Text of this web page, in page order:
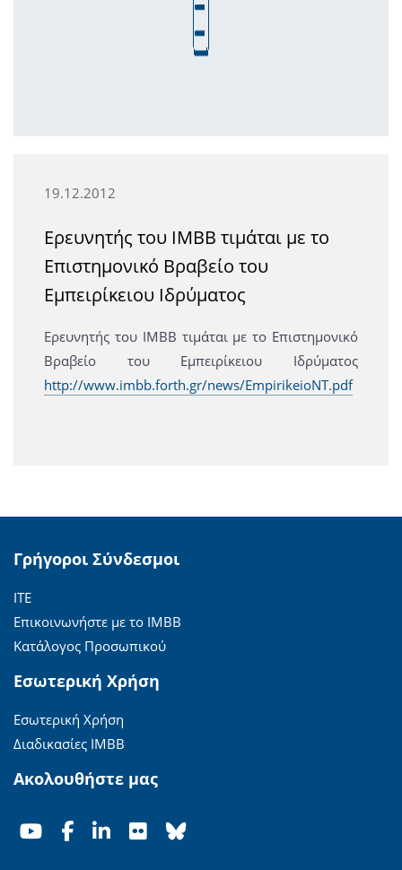
19.12.2012
Ερευνητής του IMBB τιμάται με το
Επιστημονικό Βραβείο του
Εμπειρίκειου Ιδρύματος
Ερευνητής του IMBB τιμάται με το Επιστημονικό
Βραβείο του Εμπειρίκειου Ιδρύματος
http://www.imbb.forth.gr/news/EmpirikeioNT.pdf
Γρήγοροι Σύνδεσμοι
ΙΤΕ
Επικοινωνήστε με το ΙΜΒΒ
Κατάλογος Προσωπικού
Εσωτερική Χρήση
Εσωτερική Χρήση
Διαδικασίες ΙΜΒΒ
Ακολουθήστε μας